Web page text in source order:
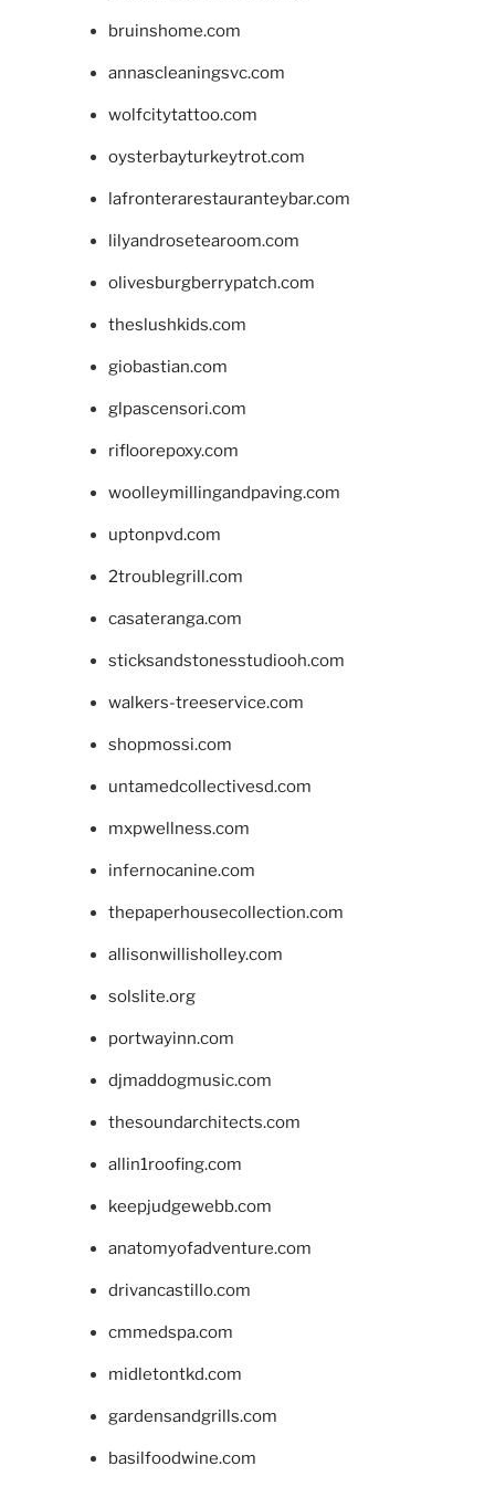
bruinshome.com
annascleaningsvc.com
wolfcitytattoo.com
oysterbayturkeytrot.com
lafronterarestauranteybar.com
lilyandrosetearoom.com
olivesburgberrypatch.com
theslushkids.com
giobastian.com
glpascensori.com
rifloorepoxy.com
woolleymillingandpaving.com
uptonpvd.com
2troublegrill.com
casateranga.com
sticksandstonesstudiooh.com
walkers-treeservice.com
shopmossi.com
untamedcollectivesd.com
mxpwellness.com
infernocanine.com
thepaperhousecollection.com
allisonwillisholley.com
solslite.org
portwayinn.com
djmaddogmusic.com
thesoundarchitects.com
allin1roofing.com
keepjudgewebb.com
anatomyofadventure.com
drivancastillo.com
cmmedspa.com
midletontkd.com
gardensandgrills.com
basilfoodwine.com